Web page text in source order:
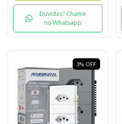
Duvidas? Chame
no Whatsapp
3% OFF